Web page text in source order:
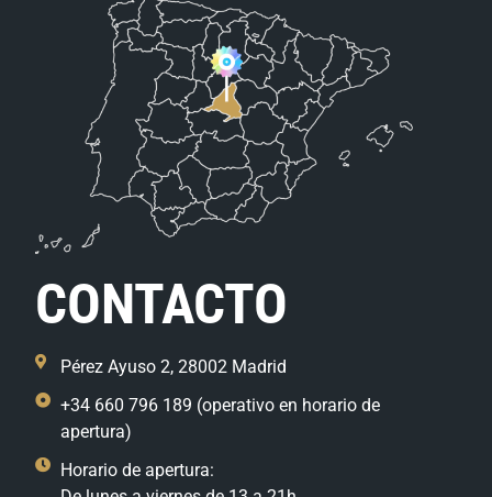
CONTACTO
Pérez Ayuso 2, 28002 Madrid
+34 660 796 189 (operativo en horario de
apertura)
Horario de apertura: